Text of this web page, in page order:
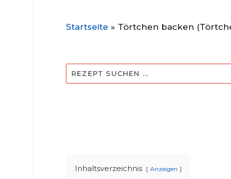
Startseite » Törtchen backen
Inhaltsverzeichnis Anzeigen